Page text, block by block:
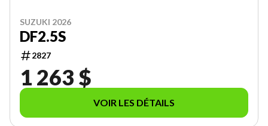
SUZUKI 2026
DF2.5S
2827
1 263 $
VOIR LES DÉTAILS